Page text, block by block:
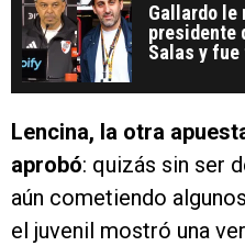
Gallardo le
presidente
Salas y fue
Lencina, la otra
aprobó: quizás sin ser
aún cometiendo
el juvenil mostró una